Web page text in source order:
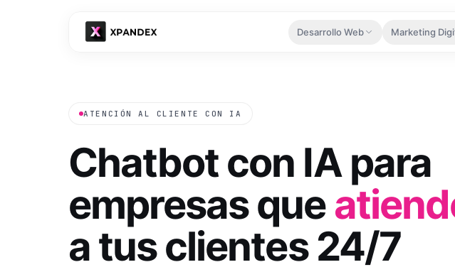
Desarrollo Web
Landing Pages
Captura leads con páginas de alto
Ver todo el desarrollo web
Marketing
Llega a
TikTok
Conecta
SEO
Aparece
ATENCIÓN AL CLIENTE CON IA
Chatbot con IA para
empresas que
a tus clientes 24/7